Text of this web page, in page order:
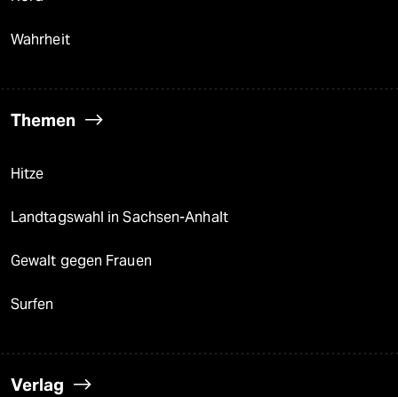
Wahrheit
Themen
Hitze
Landtagswahl in Sachsen-Anhalt
Gewalt gegen Frauen
Surfen
Verlag